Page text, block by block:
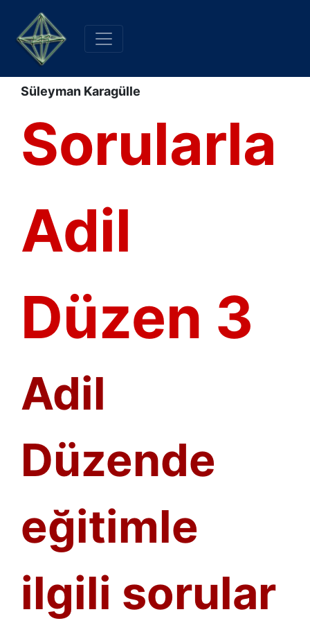
Süleyman Karagülle
Sorularla
Adil
Düzen 3
Adil
Düzende
eğitimle
ilgili sorular